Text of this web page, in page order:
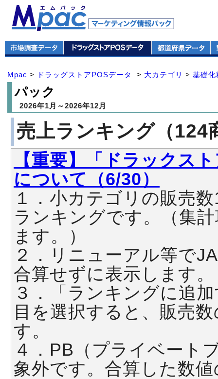
Mpac > ドラッグストアPOSデータ > 大カテゴリ > 基礎化
パック
2026年1月～2026年12月
売上ランキング（124
【重要】「ドラックス
について（6/30）
１．小カテゴリの販売
ランキングです。（集
ます。）
２．リニューアル等で
合算せずに表示します。
３．「ランキングに追
目を選択すると、販売
す。
４．PB（プライベート
象外です。合算した数